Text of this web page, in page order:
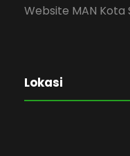
Website MAN Kota
Lokasi